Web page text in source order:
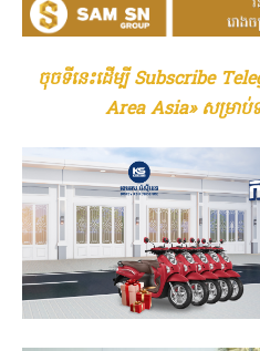
ចុចទីនេះដើម្បី Subscribe
Area Asia» សម្រាប់